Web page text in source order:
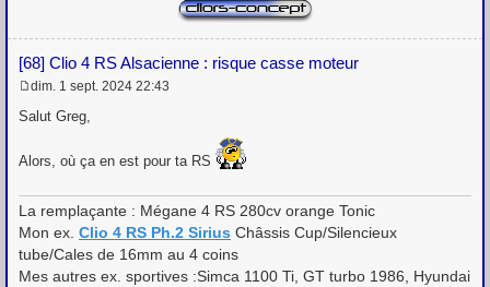
[68] Clio 4 RS Alsacienne : risque casse moteur
e
a
dim. 1 sept. 2024 22:43
Salut Greg,
Alors, où ça en est pour ta RS
La remplaçante : Mégane 4 RS 280cv orange Tonic
Mon ex. Clio 4 RS Ph.2 Sirius Châssis Cup/Silencieux
tube/Cales de 16mm au 4 coins
Mes autres ex. sportives :Simca 1100 Ti, GT turbo 1986, Hyundai